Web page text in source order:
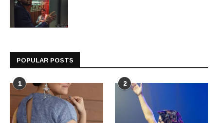
POPULAR POSTS
1 2